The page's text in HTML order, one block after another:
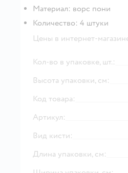
Материал: ворс пони
Количество: 4 штуки
Цены в интернет-
Кол-во в упаковке, шт.:
Высота упаковки, см:
Код товара:
Артикул:
Вид кисти:
Длина упаковки, см: